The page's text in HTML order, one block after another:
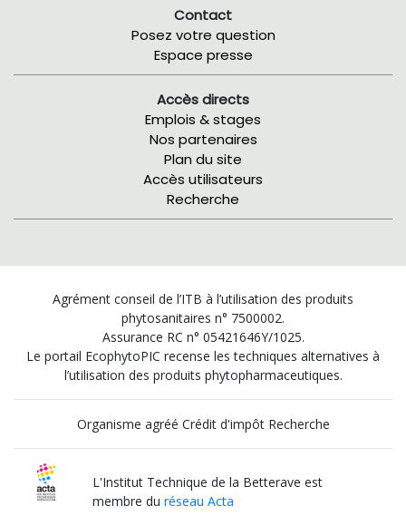
Contact
Posez votre question
Espace presse
Accès directs
Emplois & stages
Nos partenaires
Plan du site
Accès utilisateurs
Recherche
Agrément conseil de l’ITB à l’utilisation des produits
phytosanitaires n° 7500002.
Assurance RC n° 05421646Y/1025.
Le portail EcophytoPIC recense les techniques alternatives à
l’utilisation des produits phytopharmaceutiques.
Organisme agréé Crédit d'impôt Recherche
L'Institut Technique de la Betterave est
membre duréseau Acta